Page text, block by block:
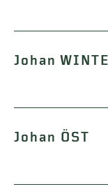
Johan
Johan ÖST